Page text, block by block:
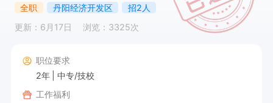
全职 丹阳经济开发区
招2人
更新：6月17日
浏览：3325次
职位要求
2年
中专/技校
工作福利